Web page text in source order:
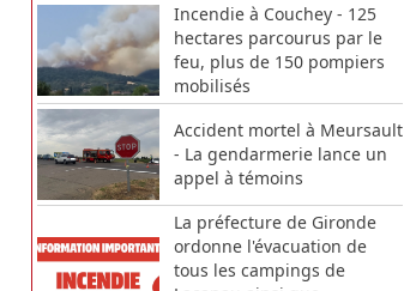
Incendie à Couchey - 125
hectares parcourus par le
feu, plus de 150 pompiers
mobilisés
Accident mortel à Meursault
- La gendarmerie lance un
appel à témoins
La préfecture de Gironde
ordonne l'évacuation de
tous les campings de